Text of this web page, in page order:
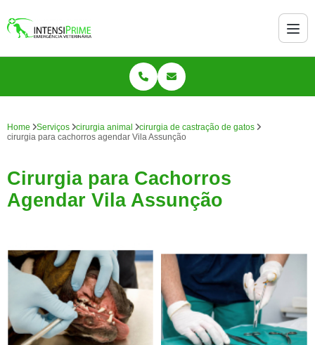
Home Serviços cirurgia animal
cirurgia de castração de gatos
cirurgia para cachorros agendar Vila Assunção
Cirurgia para Cachorros
Agendar Vila Assunção